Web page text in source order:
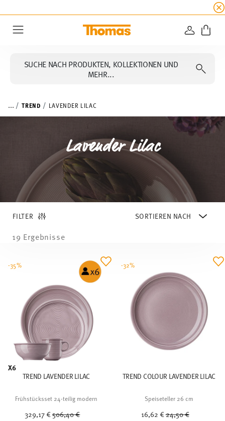
Bis
SUCHE NACH PRODUKTEN, KOLLEKTIONEN UND
MEHR...
... TREND LAVENDER LILAC
Lavender Lilac
FILTER
19 Ergebnisse
X6
TREND LAVENDER LILAC
Frühstücksset 24-teilig modern
329,17 € Price reduced from
506,40 €
-35%
TREND COLOUR LAVENDER LILAC
Speiseteller 26 cm
16,62 € Price reduced from
24,50 €to
-32%